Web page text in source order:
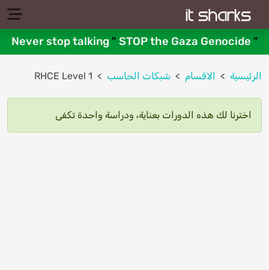
Never stop talking " STOP the Gaza Genocide "
الرئيسية الاقسام شبكات الحاسب RHCE Level 1
اخترنا لك هذه الدورات بعناية، ودراسة واحدة تكفى